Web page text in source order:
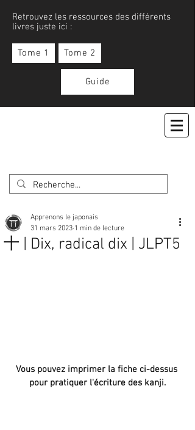
Retrouvez les ressources des différents
livres juste ici :
Tome 1 Tome 2
Guide
十 | Dix, radical dix | JLPT5
Apprenons le japonais
31 mars 2023 1 min de lecture
Vous pouvez imprimer la fiche ci-dessus
pour pratiquer l'écriture des kanji.